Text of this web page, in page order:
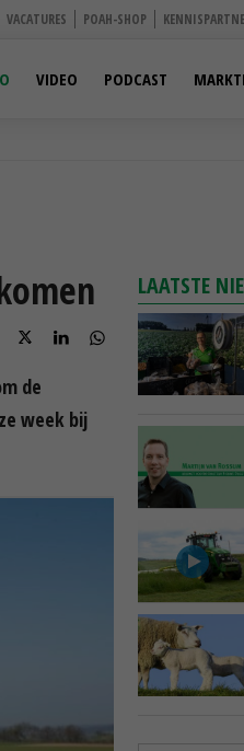
VACATURES POAH-SHOP
VIDEO PODCAST
de
week bij
LAATSTE